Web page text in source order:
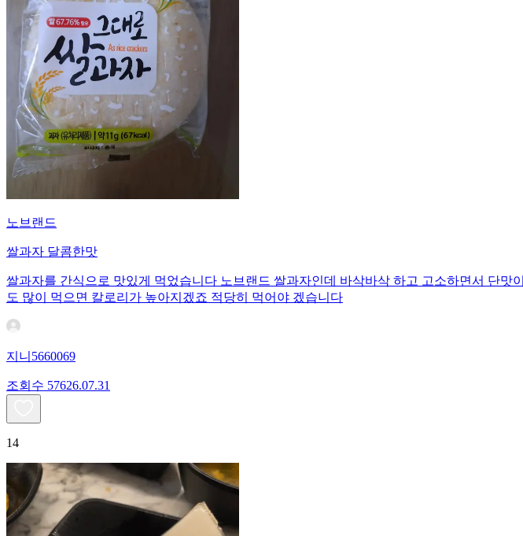
노브랜드
쌀과자 달콤한맛
쌀과자를 간식으로 맛있게 먹었습니다 노브랜드 쌀과자인데 바삭바삭 하고 고소하면서 단
도 많이 먹으면 칼로리가 높아지겠죠 적당히 먹어야 겠습니다
지니5660069
조회수 57626.07.31
14